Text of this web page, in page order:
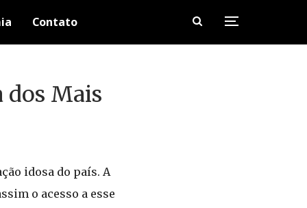
Contato
dos Mais
idosa do país. A
o acesso a esse